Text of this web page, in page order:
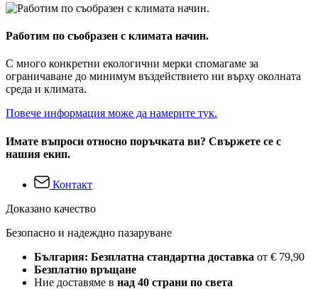
Работим по съобразен с климата начин.
С много конкретни екологични мерки спомагаме за
ограничаване до минимум въздействието ни върху околната
среда и климата.
Повече информация може да намерите тук.
Имате въпроси относно поръчката ви? Свържете се с
нашия екип.
Контакт
Доказано качество
Безопасно и надеждно пазаруване
България: Безплатна стандартна доставка от € 79,90
Безплатно връщане
Ние доставяме в над 40 страни по света